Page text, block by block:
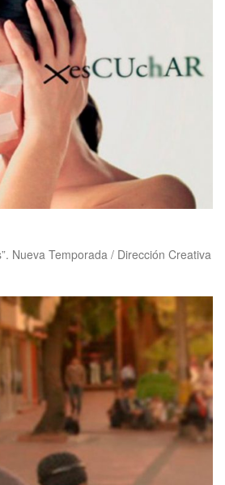
Nueva Temporada / Dirección Creativa